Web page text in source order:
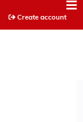
Create account